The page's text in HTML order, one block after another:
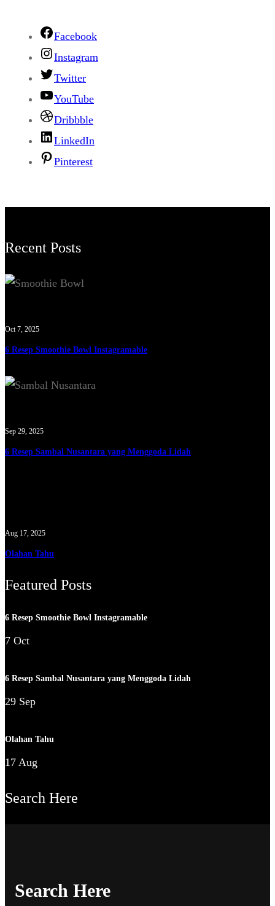
Facebook
Instagram
Twitter
YouTube
Dribbble
LinkedIn
Pinterest
Recent Posts
Oct 7, 2025
6 Resep Smoothie Bowl Instagramable
Sep 29, 2025
6 Resep Sambal Nusantara yang Menggoda Lidah
Aug 17, 2025
Olahan Tahu
Featured Posts
6 Resep Smoothie Bowl Instagramable
7 Oct
6 Resep Sambal Nusantara yang Menggoda Lidah
29 Sep
Olahan Tahu
17 Aug
Search Here
Search Here